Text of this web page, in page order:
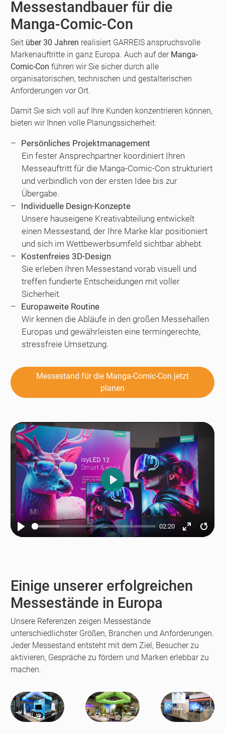
Messestandbauer für die
Manga-Comic-Con
Seit über 30 Jahren realisiert GARREIS anspruchsvolle
Markenauftritte in ganz Europa. Auch auf der Manga-
Comic-Con führen wir Sie sicher durch alle
organisatorischen, technischen und gestalterischen
Anforderungen vor Ort.
Damit Sie sich voll auf Ihre Kunden konzentrieren können,
bieten wir Ihnen volle Planungssicherheit:
Persönliches Projektmanagement
Ein fester Ansprechpartner koordiniert Ihren
Messeauftritt für die Manga-Comic-Con strukturiert
und verbindlich von der ersten Idee bis zur
Übergabe.
Individuelle Design-Konzepte
Unsere hauseigene Kreativabteilung entwickelt
einen Messestand, der Ihre Marke klar positioniert
und sich im Wettbewerbsumfeld sichtbar abhebt.
Kostenfreies 3D-Design
Sie erleben Ihren Messestand vorab visuell und
treffen fundierte Entscheidungen mit voller
Sicherheit.
Europaweite Routine
Wir kennen die Abläufe in den großen Messehallen
Europas und gewährleisten eine termingerechte,
stressfreie Umsetzung.
Messestand für die Manga-Comic-Con jetzt
planen
Play
02:20
Enter
Play
Einige unserer erfolgreichen
Messestände in Europa
Unsere Referenzen zeigen Messestände
unterschiedlichster Größen, Branchen und Anforderungen.
Jeder Messestand entsteht mit dem Ziel, Besucher zu
aktivieren, Gespräche zu fördern und Marken erlebbar zu
machen.